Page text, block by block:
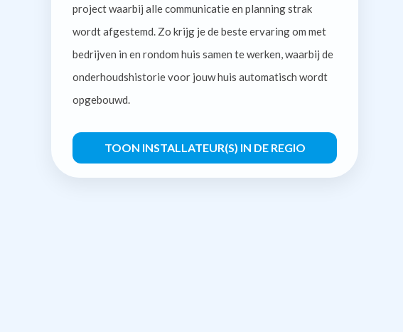
project waarbij alle communicatie en planning strak
wordt afgestemd. Zo krijg je de beste ervaring om met
bedrijven in en rondom huis samen te werken, waarbij de
onderhoudshistorie voor jouw huis automatisch wordt
opgebouwd.
TOON INSTALLATEUR(S) IN DE REGIO